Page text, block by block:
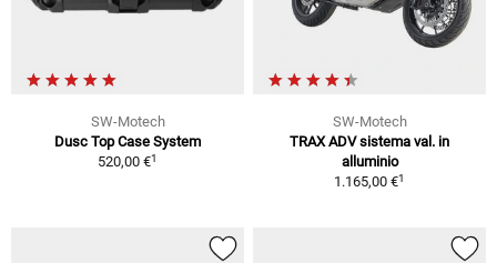
SW-Motech
Dusc Top Case System
520,00 €1
SW-Motech
TRAX ADV sistema val. in
alluminio
1.165,00 €1